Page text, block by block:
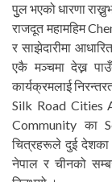
पुुल भएको धारणा
राजदूत महामहिम
र साझेदारीमा
एकै मञ्चमा देख्न
कार्यक्रमलाई
Silk Road Cities
Community का
चित्रहरूले दुई देशका
नेपाल र चीनको